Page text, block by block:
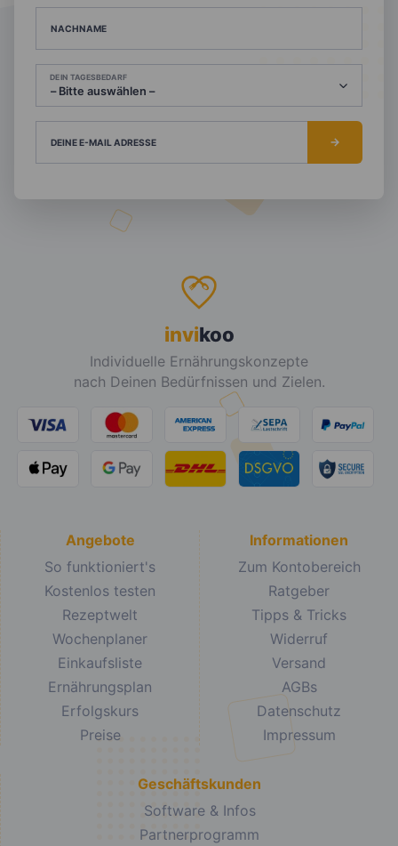
NACHNAME
DEIN TAGESBEDARF
DEINE E-MAIL ADRESSE
invikoo
Individuelle Ernährungskonzepte
nach Deinen Bedürfnissen und Zielen.
Angebote
So funktioniert's
Kostenlos testen
Rezeptwelt
Wochenplaner
Einkaufsliste
Ernährungsplan
Erfolgskurs
Preise
Informationen
Zum Kontobereich
Ratgeber
Tipps & Tricks
Widerruf
Versand
AGBs
Datenschutz
Impressum
Geschäftskunden
Software & Infos
Partnerprogramm